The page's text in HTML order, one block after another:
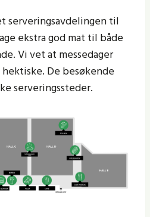
serveringsavdelingen til
ekstra god mat til både
Vi vet at messedager
De besøkende
serveringssteder.